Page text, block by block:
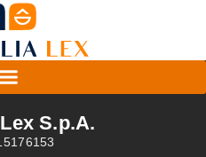
S.p.A.